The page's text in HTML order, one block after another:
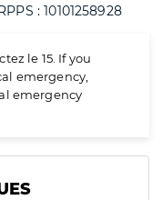
: 10101258928
le 15. If you
emergency,
emergency